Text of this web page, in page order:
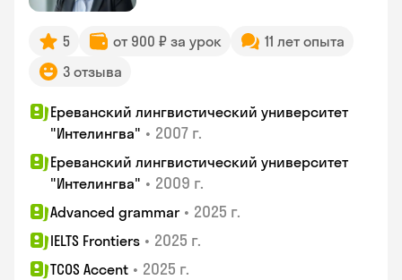
5 от 900 ₽ за урок
11 лет опыта
3 отзыва
Ереванский лингвистический университет
"Интелингва" • 2007 г.
Ереванский лингвистический университет
"Интелингва" • 2009 г.
Advanced grammar • 2025 г.
IELTS Frontiers • 2025 г.
TCOS Accent • 2025 г.